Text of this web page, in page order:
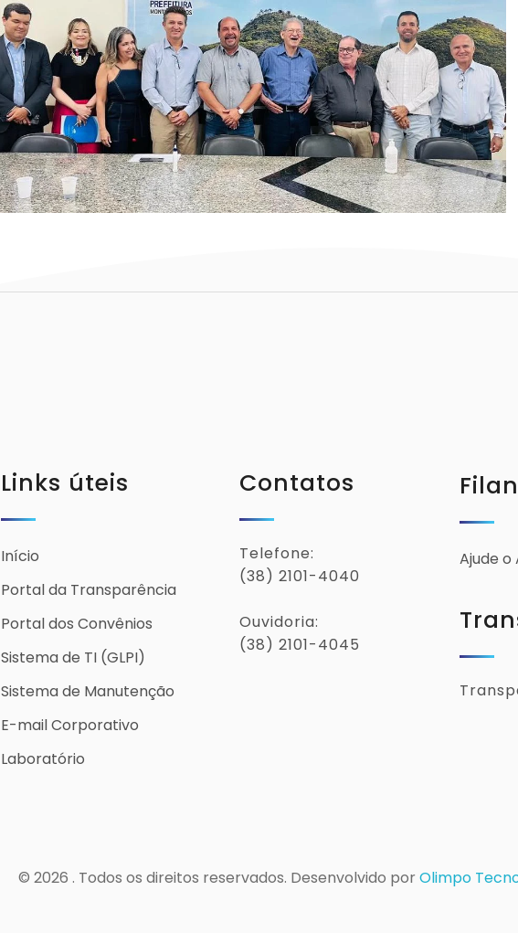
Links úteis
Início
Portal da Transparência
Portal dos Convênios
Sistema de TI (GLPI)
Sistema de Manutenção
E-mail Corporativo
Laboratório
Contatos
Telefone:
(38) 2101-4040
Ouvidoria:
(38) 2101-4045
Ajude o
© 2026 . Todos os direitos reservados. Desenvolvido porOlimpo